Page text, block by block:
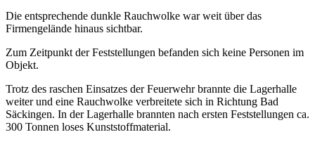
Die entsprechende dunkle Rauchwolke war weit über das
Firmengelände hinaus sichtbar.
Zum Zeitpunkt der Feststellungen befanden sich keine Personen im
Objekt.
Trotz des raschen Einsatzes der Feuerwehr brannte die Lagerhalle
weiter und eine Rauchwolke verbreitete sich in Richtung Bad
Säckingen. In der Lagerhalle brannten nach ersten Feststellungen ca.
300 Tonnen loses Kunststoffmaterial.